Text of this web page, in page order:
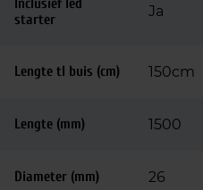
Inclusief led
starter
Ja
Lengte tl buis (cm) 150cm
Lengte (mm) 1500
Diameter (mm) 26